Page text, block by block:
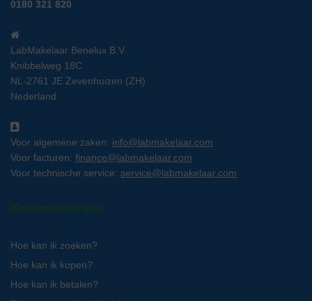
0180 321 820
LabMakelaar Benelux B.V.
Knibbelweg 18C
NL-2761 JE Zevenhuizen (ZH)
Nederland
Voor algemene zaken: info@labmakelaar.com
Voor facturen: finance@labmakelaar.com
Voor technische service: service@labmakelaar.com
Kopersinformatie
Hoe kan ik zoeken?
Hoe kan ik kopen?
Hoe kan ik betalen?